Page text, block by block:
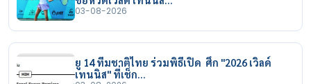
03-08-2026
ยู 14 ทีมชาติไทย ร่วมพิธีเปิด ศึก "2026 เวิลด์
เทนนิส" ที่เช็ก…